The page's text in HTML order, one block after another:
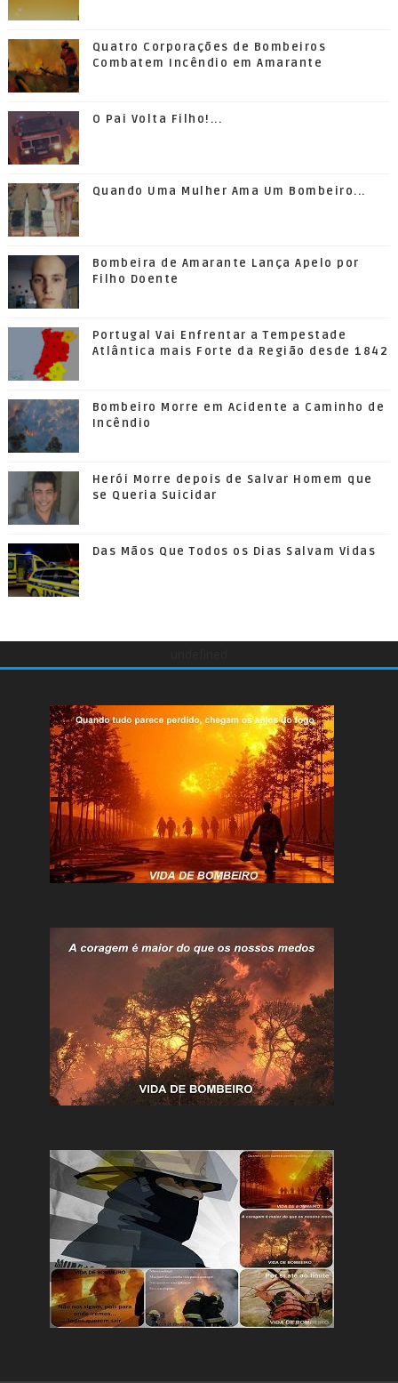
Quatro Corporações de Bombeiros
Combatem Incêndio em Amarante
O Pai Volta Filho!...
Quando Uma Mulher Ama Um Bombeiro...
Bombeira de Amarante Lança Apelo por
Filho Doente
Portugal Vai Enfrentar a Tempestade
Atlântica mais Forte da Região desde 1842
Bombeiro Morre em Acidente a Caminho de
Incêndio
Herói Morre depois de Salvar Homem que
se Queria Suicidar
Das Mãos Que Todos os Dias Salvam Vidas